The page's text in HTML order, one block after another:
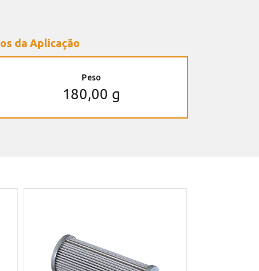
da Aplicação
Peso
180,00 g